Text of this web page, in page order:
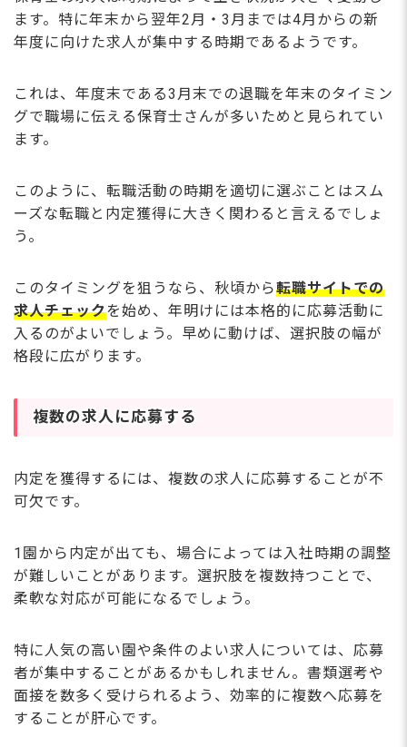
ます。特に年末から翌年2月・3月までは4月からの新
年度に向けた求人が集中する時期であるようです。
これは、年度末である3月末での退職を年末のタイミン
グで職場に伝える保育士さんが多いためと見られてい
ます。
このように、転職活動の時期を適切に選ぶことはスム
ーズな転職と内定獲得に大きく関わると言えるでしょ
う。
このタイミングを狙うなら、秋頃から転職サイトでの
求人チェックを始め、年明けには本格的に応募活動に
入るのがよいでしょう。早めに動けば、選択肢の幅が
格段に広がります。
複数の求人に応募する
内定を獲得するには、複数の求人に応募することが不
可欠です。
1園から内定が出ても、場合によっては入社時期の調整
が難しいことがあります。選択肢を複数持つことで、
柔軟な対応が可能になるでしょう。
特に人気の高い園や条件のよい求人については、応募
者が集中することがあるかもしれません。書類選考や
面接を数多く受けられるよう、効率的に複数へ応募を
することが肝心です。